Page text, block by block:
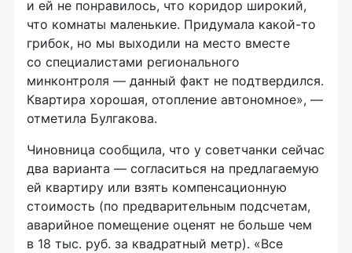
и ей не понравилось, что коридор широкий,
что комнаты маленькие. Придумала какой-то
грибок, но мы выходили на место вместе
со специалистами регионального
минконтроля — данный факт не подтвердился.
Квартира хорошая, отопление автономное», —
отметила Булгакова.
Чиновница сообщила, что у советчанки сейчас
два варианта — согласиться на предлагаемую
ей квартиру или взять компенсационную
стоимость (по предварительным подсчетам,
аварийное помещение оценят не больше чем
в 18 тыс. руб. за квадратный метр). «Все